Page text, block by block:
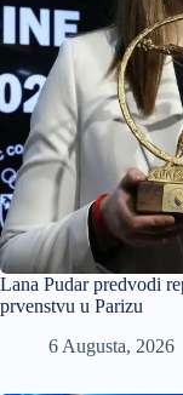
Lana Pudar predvodi
prvenstvu u Parizu
6 Augusta, 2026